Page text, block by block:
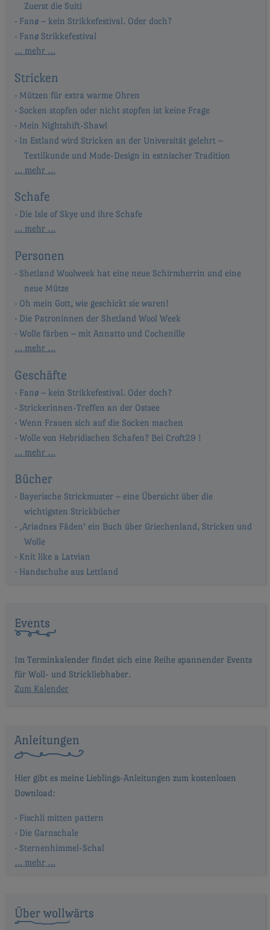
Zuerst die Suiti
Fanø – kein Strikkefestival. Oder doch?
Fanø Strikkefestival
… mehr …
Stricken
Mützen für extra warme Ohren
Socken stopfen oder nicht stopfen ist keine Frage
Mein Nightshift-Shawl
In Estland wird Stricken an der Universität gelehrt –
Textilkunde und Mode-Design in estnischer Tradition
… mehr …
Schafe
Die Isle of Skye und ihre Schafe
… mehr …
Personen
Shetland Woolweek hat eine neue Schirmherrin und eine
neue Mütze
Oh mein Gott, wie geschickt sie waren!
Die Patroninnen der Shetland Wool Week
Wolle färben – mit Annatto und Cochenille
… mehr …
Geschäfte
Fanø – kein Strikkefestival. Oder doch?
Strickerinnen-Treffen an der Ostsee
Wenn Frauen sich auf die Socken machen
Wolle von Hebridischen Schafen? Bei Croft29 !
… mehr …
Bücher
Bayerische Strickmuster – eine Übersicht über die
wichtigsten Strickbücher
‚Ariadnes Fäden‘ ein Buch über Griechenland, Stricken und
Wolle
Knit like a Latvian
Handschuhe aus Lettland
Events
Im Terminkalender findet sich eine Reihe spannender Events
für Woll- und Strickliebhaber.
Zum Kalender
Anleitungen
Fischli mitten pattern
Die Garnschale
Sternenhimmel-Schal
… mehr …
Über wollwärts